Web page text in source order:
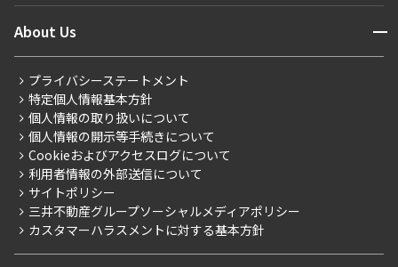
新着募集情報
こだわりから探す
こだわり一覧
プレミアムマンション
新築
当社限定（港区・渋谷区）
当社限定（港区・渋谷区以外）
三井不動産企画
住まいのコラム
会員ページ
ご入居・提携サービス
お部屋探しからご契約まで
よくあるご質問
社宅紹介
【仲介会社様向け】当社仲介事業部取り扱い物件入居申込
About Us 開閉
会社情報
事業案内
採用情報
ニュースリリース
お問い合わせ
プライバシーステートメント
特定個人情報基本方針
個人情報の取り扱いについて
個人情報の開示等手続きについて
Cookieおよびアクセスログについて
利用者情報の外部送信について
サイトポリシー
三井不動産グループソーシャルメディアポリシー
カスタマーハラスメントに対する基本方針